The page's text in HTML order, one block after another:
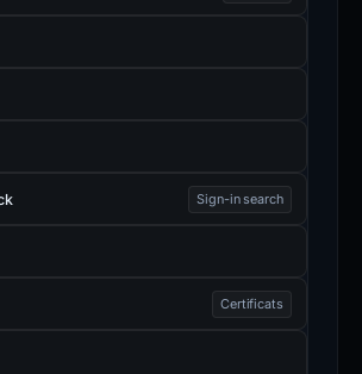
Sign-in search
Certificats